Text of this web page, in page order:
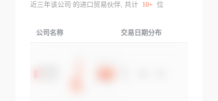
近三年该公司 的进口贸易伙伴, 共计 10+ 位
公司名称 交易日期分布